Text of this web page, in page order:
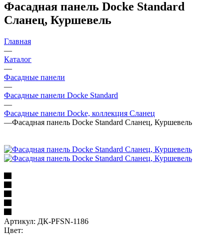
Фасадная панель Docke Standard
Сланец, Куршевель
Главная
—
Каталог
—
Фасадные панели
—
Фасадные панели Docke Standard
—
Фасадные панели Docke, коллекция Сланец
—Фасадная панель Docke Standard Сланец, Куршевель
Артикул: ДК-PFSN-1186
Цвет: